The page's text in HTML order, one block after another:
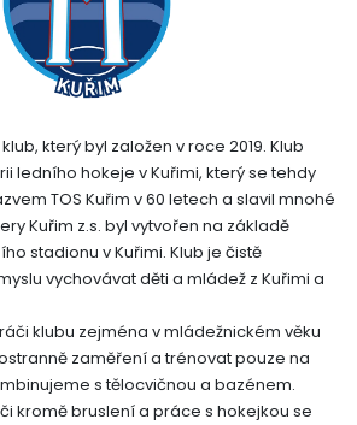
který byl založen v roce 2019. Klub
ledního hokeje v Kuřimi, který se tehdy
TOS Kuřim v 60 letech a slavil mnohé
Kuřim z.s. byl vytvořen na základě
stadionu v Kuřimi. Klub je čistě
vychovávat děti a mládež z Kuřimi a
klubu zejména v mládežnickém věku
zaměření a trénovat pouze na
s tělocvičnou a bazénem.
kromě bruslení a práce s hokejkou se